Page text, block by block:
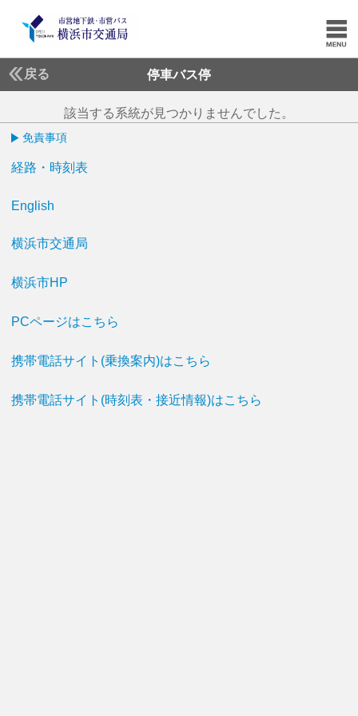
戻る 停車バス停
該当する系統が見つかりませんでした。
免責事項
経路・時刻表
English
横浜市交通局
横浜市HP
PCページはこちら
携帯電話サイト(乗換案内)はこちら
携帯電話サイト(時刻表・接近情報)はこちら